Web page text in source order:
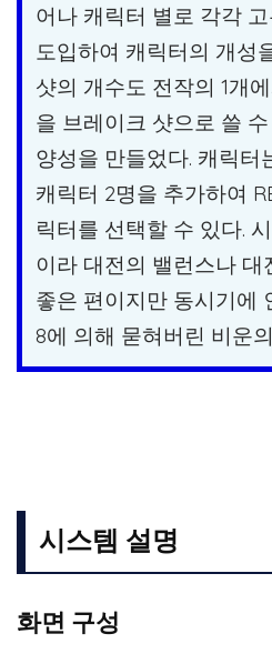
어나 캐릭터 별로 각각
도입하여 캐릭터의 개성
샷의 개수도 전작의 1개
을 브레이크 샷으로 쓸
양성을 만들었다. 캐릭터
캐릭터 2명을 추가하여
릭터를 선택할 수 있다.
이라 대전의 밸런스나 대
좋은 편이지만 동시기에
8에 의해 묻혀버린 비운
시스템 설명
화면 구성